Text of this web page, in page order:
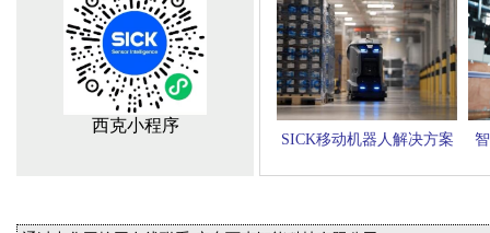
西克小程序
SICK移动机器人解决方案